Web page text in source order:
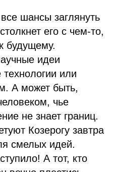
шансы заглянуть
его с чем-то,
будущему.
идеи
или
А может быть,
чье
не знает границ.
Козерогу завтра
смелых идей.
А тот, кто